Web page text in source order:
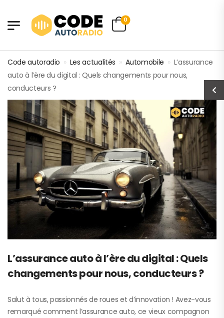
0
Code autoradio » Les actualités » Automobile » L’assurance
auto à l’ère du digital : Quels changements pour nous,
conducteurs ?
L’assurance auto à l’ère du digital : Quels
changements pour nous, conducteurs ?
Salut à tous, passionnés de roues et d’innovation ! Avez-vous
remarqué comment l’assurance auto, ce vieux compagnon